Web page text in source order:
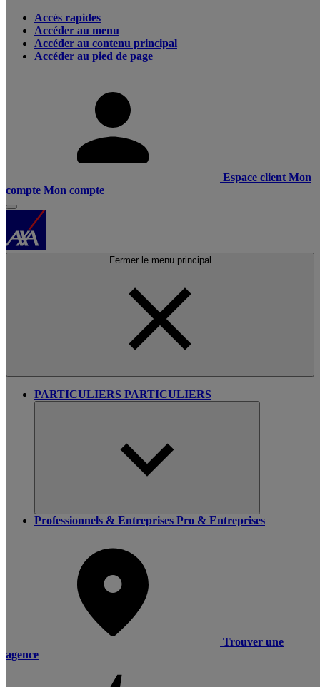
Accès rapides
Accéder au menu
Accéder au contenu principal
Accéder au pied de page
Espace client Mon
compte Mon compte
Fermer le menu principal
PARTICULIERS PARTICULIERS
Professionnels & Entreprises Pro & Entreprises
Trouver une
agence